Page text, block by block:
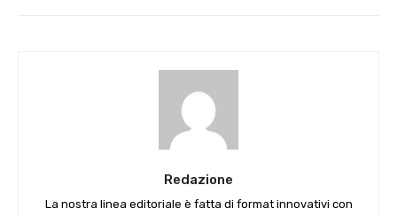
Redazione
La nostra linea editoriale è fatta di format innovativi con